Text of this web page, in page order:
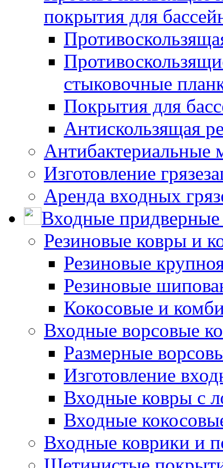
покрытия для
стыковочные
Покрытия для
Антискользящая
Антибактериальные
Изготовление
Аренда входных
Входные
Резиновые ковры и
Резиновые
Резиновые
Кокосовые и
Входные ворсовые
Размерные
Изготовление
Входные ковры с
Входные
Входные коврики и